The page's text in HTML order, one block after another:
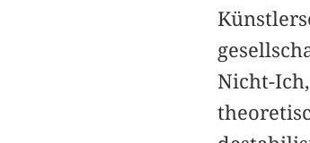
Nicht-